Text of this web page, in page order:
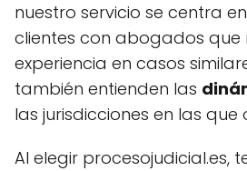
nuestro servicio se centra
clientes con abogados que
experiencia en casos
también entienden las
las jurisdicciones en las que
Al elegir procesojudicial.es,